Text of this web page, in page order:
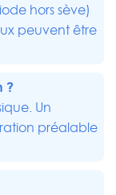
hors sève)
peuvent être
?
Un
préalable